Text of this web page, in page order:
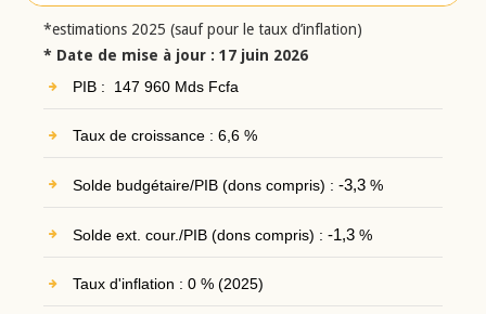
*estimations 2025 (sauf pour le taux d’inflation)
* Date de mise à jour : 17 juin 2026
PIB : 147 960 Mds Fcfa
Taux de croissance : 6,6 %
Solde budgétaire/PIB (dons compris) : -3,3%
Solde ext. cour./PIB (dons compris) : -1,3%
Taux d'inflation : 0 % (2025)